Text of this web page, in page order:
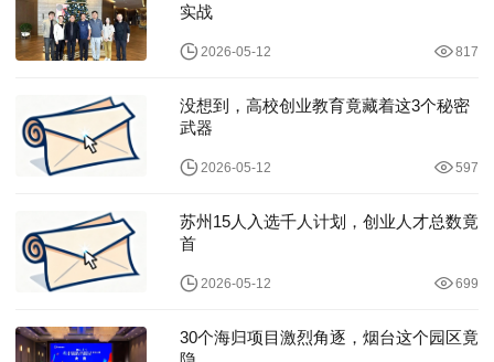
实战
2026-05-12 817
没想到，高校创业教育竟藏着这3个秘密
武器
2026-05-12 597
苏州15人入选千人计划，创业人才总数竟
首
2026-05-12 699
30个海归项目激烈角逐，烟台这个园区竟